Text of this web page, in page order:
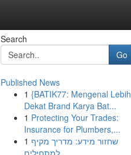
Search
Go
Published News
1 {BATIK77: Mengenal Lebih
Dekat Brand Karya Bat...
1 Protecting Your Trades:
Insurance for Plumbers,...
1 שחזור מידע: מדריך מקיף
למתחילים